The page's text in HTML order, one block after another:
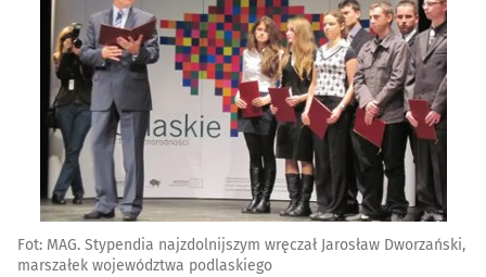
Fot: MAG. Stypendia najzdolnijszym wręczał Jarosław Dworzański,
marszałek województwa podlaskiego